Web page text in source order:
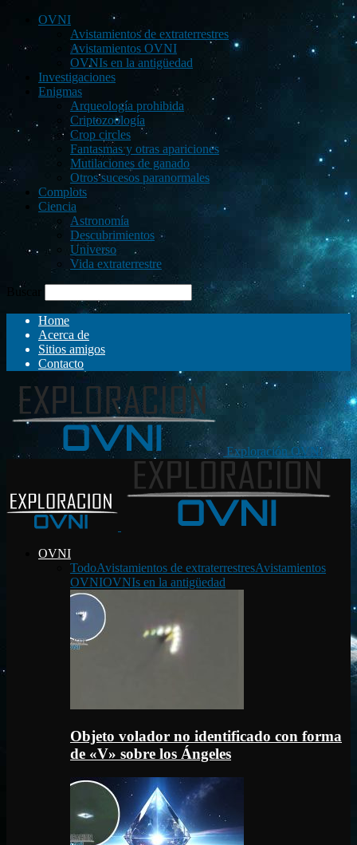
OVNI
Avistamientos de extraterrestres
Avistamientos OVNI
OVNIs en la antigüedad
Investigaciones
Enigmas
Arqueología prohibida
Criptozoología
Crop circles
Fantasmas y otras apariciones
Mutilaciones de ganado
Otros sucesos paranormales
Complots
Ciencia
Astronomía
Descubrimientos
Universo
Vida extraterrestre
Buscar
Home
Acerca de
Sitios amigos
Contacto
Exploración OVNI
OVNI
TodoAvistamientos de extraterrestresAvistamientos
OVNIOVNIs en la antigüedad
Objeto volador no identificado con forma
de «V» sobre los Ángeles